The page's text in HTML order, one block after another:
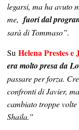
legarsi, ma ha avuto
me, fuori dal
sarà di Tommaso”.
Su Helena Prestes
era molto presa da
passare per forza.
confronti di Javier,
cambiato troppe
Shaila.”